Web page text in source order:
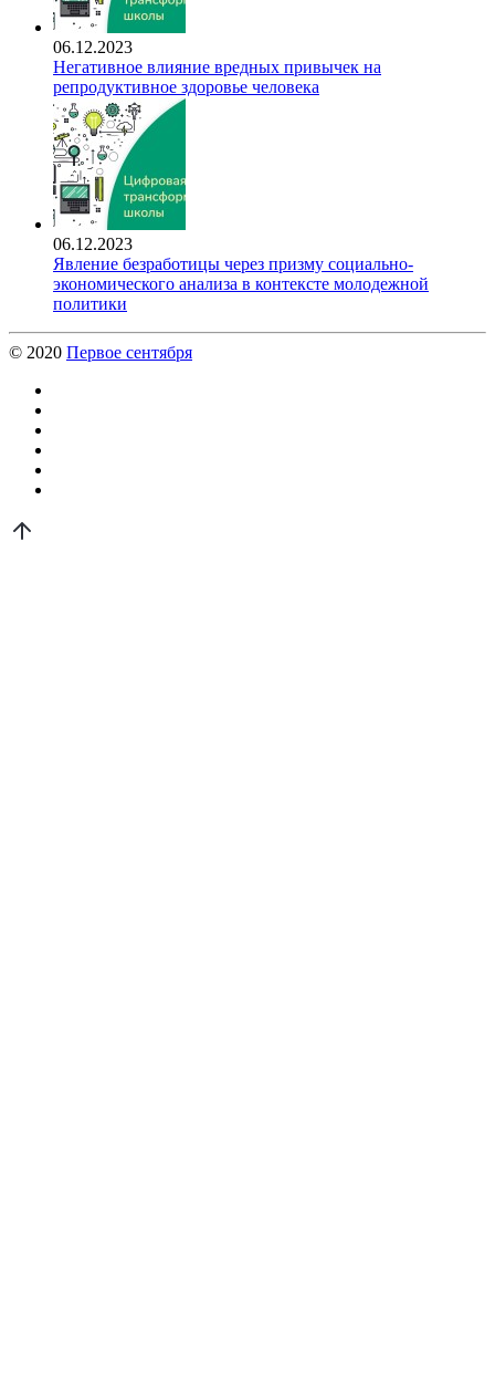
06.12.2023
Негативное влияние вредных привычек на
репродуктивное здоровье человека
06.12.2023
Явление безработицы через призму социально-
экономического анализа в контексте молодежной
политики
© 2020 Первое сентября